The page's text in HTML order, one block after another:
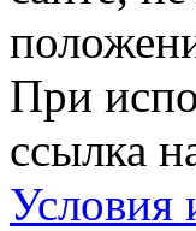
При
ссылка
Условия